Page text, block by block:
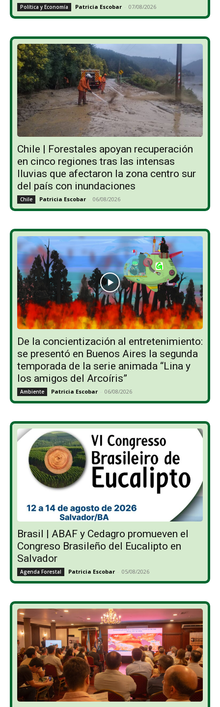
Política y Economía Patricia Escobar - 07/08/2026
Chile | Forestales apoyan recuperación
en cinco regiones tras las intensas
lluvias que afectaron la zona centro sur
del país con inundaciones
Chile Patricia Escobar - 06/08/2026
De la concientización al entretenimiento:
se presentó en Buenos Aires la segunda
temporada de la serie animada “Lina y
los amigos del Arcoíris”
Ambiente Patricia Escobar - 06/08/2026
Brasil | ABAF y Cedagro promueven el
Congreso Brasileño del Eucalipto en
Salvador
Agenda Forestal Patricia Escobar - 05/08/2026